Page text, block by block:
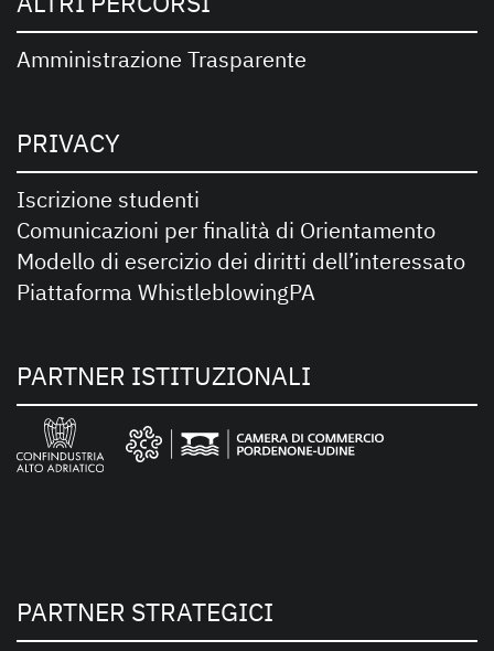
Amministrazione Trasparente
PRIVACY
Iscrizione studenti
Comunicazioni per finalità di Orientamento
Modello di esercizio dei diritti dell’interessato
Piattaforma WhistleblowingPA
PARTNER ISTITUZIONALI
PARTNER STRATEGICI